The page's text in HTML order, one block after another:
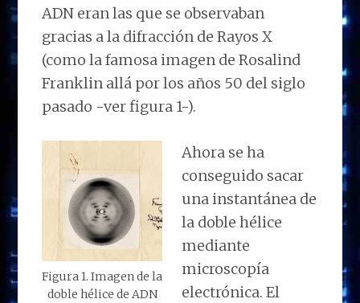
ADN eran las que se observaban
gracias a la difracción de Rayos X
(como la famosa imagen de Rosalind
Franklin allá por los años 50 del siglo
pasado -ver figura 1-).
Figura 1. Imagen de la
doble hélice de ADN
Ahora se ha
conseguido sacar
una instantánea de
la doble hélice
mediante
microscopía
electrónica. El